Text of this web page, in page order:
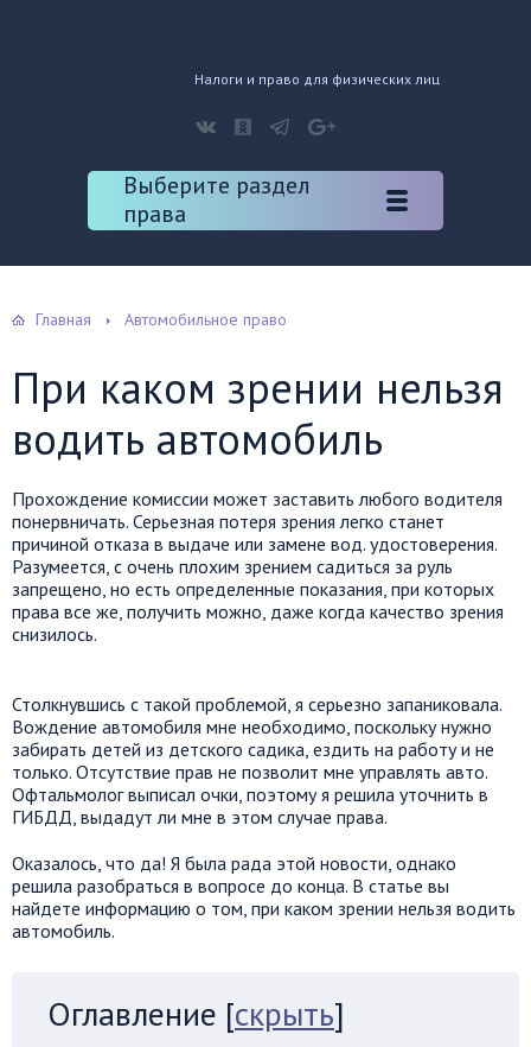
Налоги и право для физических лиц
Выберите раздел
права
Главная Автомобильное право
При каком зрении нельзя
водить автомобиль
Прохождение комиссии может заставить любого водителя
понервничать. Серьезная потеря зрения легко станет
причиной отказа в выдаче или замене вод. удостоверения.
Разумеется, с очень плохим зрением садиться за руль
запрещено, но есть определенные показания, при которых
права все же, получить можно, даже когда качество зрения
снизилось.
Столкнувшись с такой проблемой, я серьезно запаниковала.
Вождение автомобиля мне необходимо, поскольку нужно
забирать детей из детского садика, ездить на работу и не
только. Отсутствие прав не позволит мне управлять авто.
Офтальмолог выписал очки, поэтому я решила уточнить в
ГИБДД, выдадут ли мне в этом случае права.
Оказалось, что да! Я была рада этой новости, однако
решила разобраться в вопросе до конца. В статье вы
найдете информацию о том, при каком зрении нельзя водить
автомобиль.
Оглавление [скрыть]